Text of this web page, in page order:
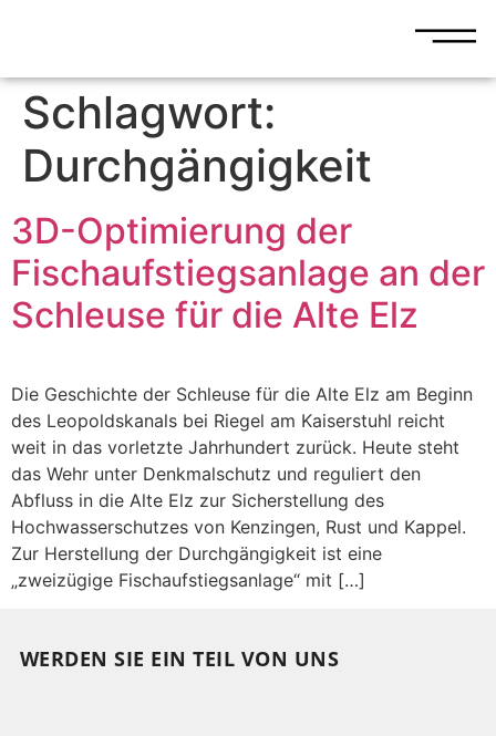
Schlagwort:
Durchgängigkeit
3D-Optimierung der
Fischaufstiegsanlage an der
Schleuse für die Alte Elz
Die Geschichte der Schleuse für die Alte Elz am Beginn
des Leopoldskanals bei Riegel am Kaiserstuhl reicht
weit in das vorletzte Jahrhundert zurück. Heute steht
das Wehr unter Denkmalschutz und reguliert den
Abfluss in die Alte Elz zur Sicherstellung des
Hochwasserschutzes von Kenzingen, Rust und Kappel.
Zur Herstellung der Durchgängigkeit ist eine
„zweizügige Fischaufstiegsanlage“ mit […]
WERDEN SIE EIN TEIL VON UNS